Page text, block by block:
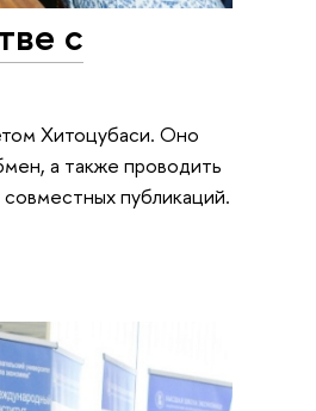
с
Хитоцубаси. Оно
а также проводить
публикаций.